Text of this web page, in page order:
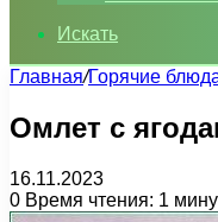
Искать
Главная/Горячие
Омлет с
16.11.2023
0 Время чтения: 1